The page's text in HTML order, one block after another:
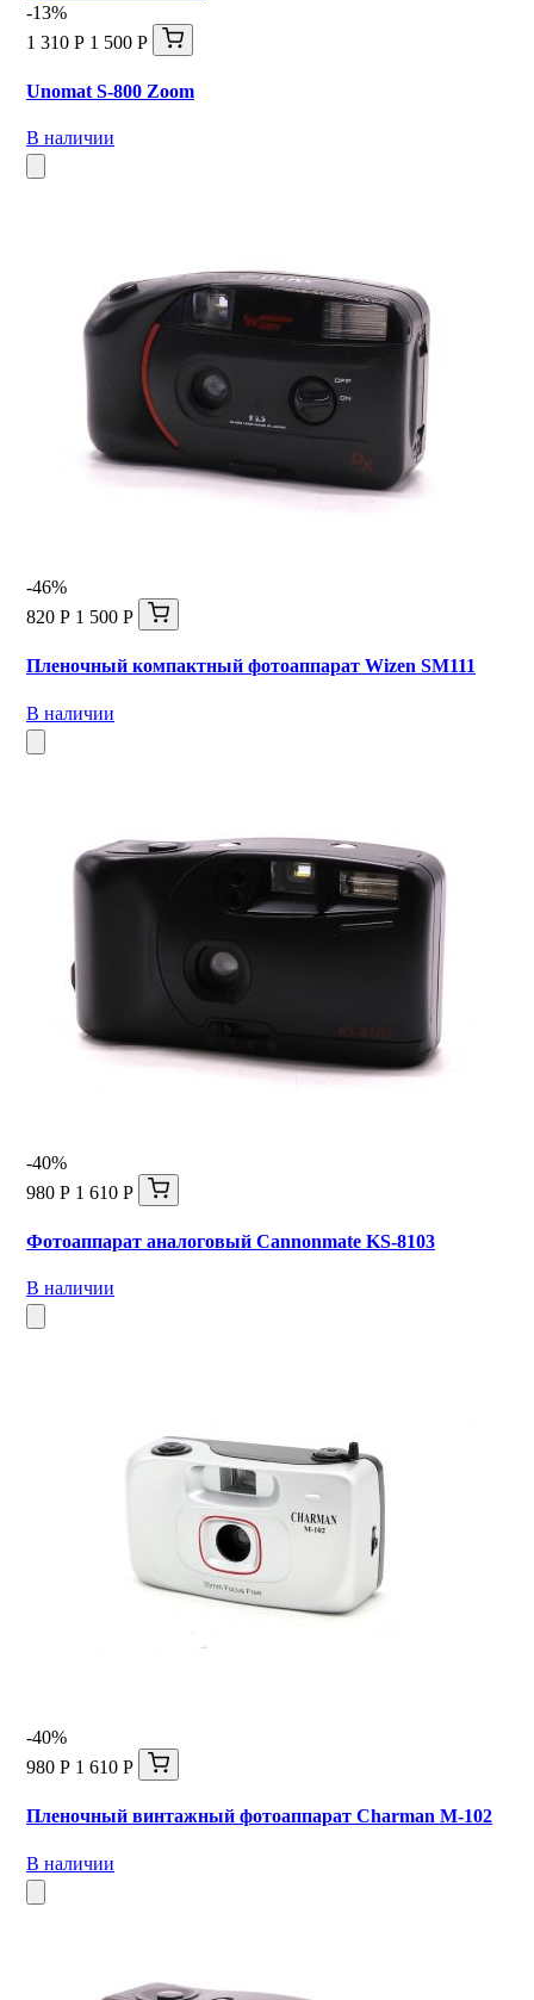
-13%
1 310 Р 1 500 Р
Unomat S-800 Zoom
В наличии
-46%
820 Р 1 500 Р
Пленочный компактный фотоаппарат Wizen SM111
В наличии
-40%
980 Р 1 610 Р
Фотоаппарат аналоговый Cannonmate KS-8103
В наличии
-40%
980 Р 1 610 Р
Пленочный винтажный фотоаппарат Charman M-102
В наличии